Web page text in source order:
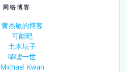
网络博客
黄杰敏的博客
可能吧
土木坛子
唏嘘一世
Michael Kwan